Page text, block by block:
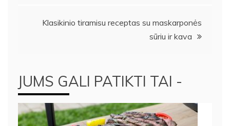
įrašųKlasikinio tiramisu receptas su maskarponės
sūriu ir kava
JUMS GALI PATIKTI TAI -